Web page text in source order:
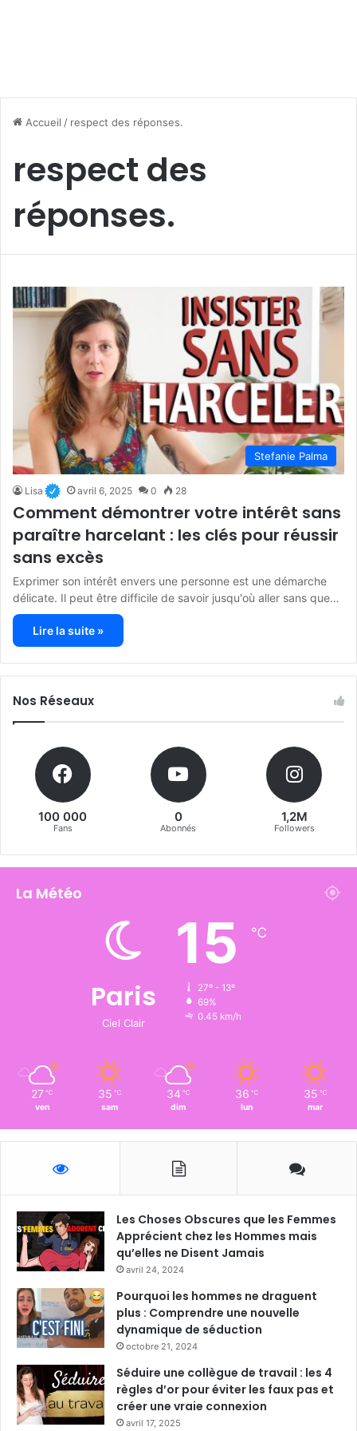
Accueil / respect des réponses.
respect des
réponses.
Stefanie Palma
Lisa avril 6, 2025 0 28
Comment démontrer votre intérêt sans
paraître harcelant : les clés pour réussir
sans excès
Exprimer son intérêt envers une personne est une démarche
délicate. Il peut être difficile de savoir jusqu'où aller sans que…
Lire la suite »
Nos Réseaux
100 000
Fans
0
Abonnés
1,2M
Followers
La Météo
Paris
Ciel Clair
15 ℃
27º - 13º
69%
0.45 km/h
27 ℃
ven
35 ℃
sam
34 ℃
dim
36 ℃
lun
35 ℃
mar
Les Choses Obscures que les Femmes
Apprécient chez les Hommes mais
qu’elles ne Disent Jamais
avril 24, 2024
Pourquoi les hommes ne draguent
plus : Comprendre une nouvelle
dynamique de séduction
octobre 21, 2024
Séduire une collègue de travail : les 4
règles d’or pour éviter les faux pas et
créer une vraie connexion
avril 17, 2025